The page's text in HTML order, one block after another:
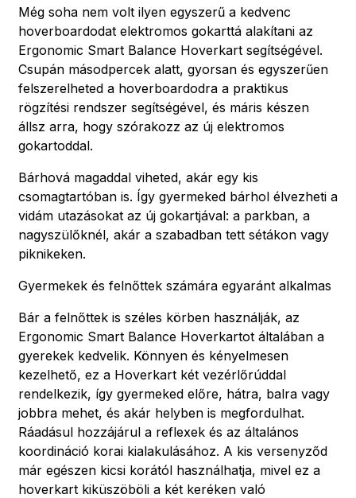
Még soha nem volt ilyen egyszerű a kedvenc
hoverboardodat elektromos gokarttá alakítani az
Ergonomic Smart Balance Hoverkart segítségével.
Csupán másodpercek alatt, gyorsan és egyszerűen
felszerelheted a hoverboardodra a praktikus
rögzítési rendszer segítségével, és máris készen
állsz arra, hogy szórakozz az új elektromos
gokartoddal.
Bárhová magaddal viheted, akár egy kis
csomagtartóban is. Így gyermeked bárhol élvezheti a
vidám utazásokat az új gokartjával: a parkban, a
nagyszülőknél, akár a szabadban tett sétákon vagy
piknikeken.
Gyermekek és felnőttek számára egyaránt alkalmas
Bár a felnőttek is széles körben használják, az
Ergonomic Smart Balance Hoverkartot általában a
gyerekek kedvelik. Könnyen és kényelmesen
kezelhető, ez a Hoverkart két vezérlőrúddal
rendelkezik, így gyermeked előre, hátra, balra vagy
jobbra mehet, és akár helyben is megfordulhat.
Ráadásul hozzájárul a reflexek és az általános
koordináció korai kialakulásához. A kis versenyződ
már egészen kicsi korától használhatja, mivel ez a
hoverkart kiküszöböli a két keréken való